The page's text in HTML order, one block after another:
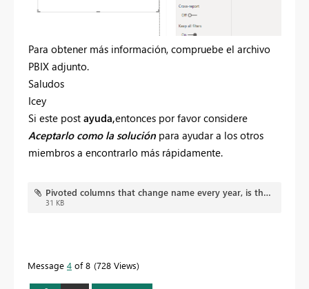
Para obtener más información, compruebe el archivo
PBIX adjunto.
Saludos
Icey
Si este post ayuda,entonces por favor considere
Aceptarlo como la solución para ayudar a los otros
miembros a encontrarlo más rápidamente.
Pivoted columns that change name every year, is there a formula to reference to them.pbix
31 KB
Message 4 of 8 728 Views